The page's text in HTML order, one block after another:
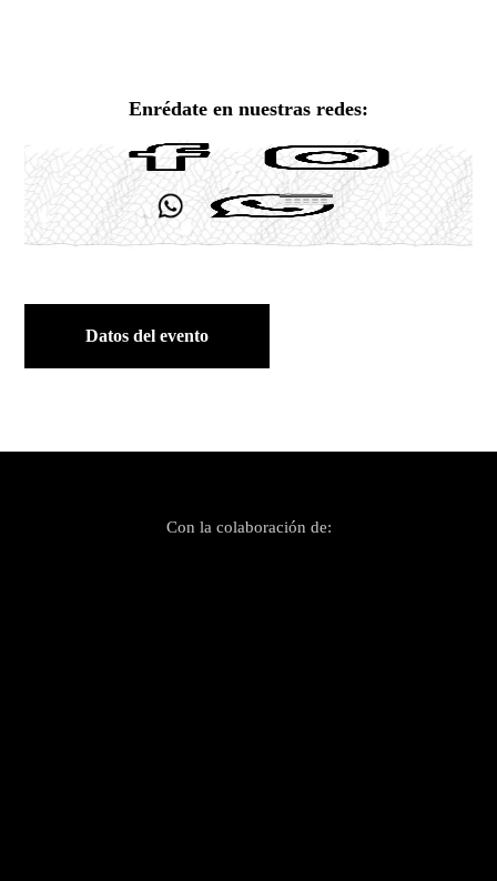
Enrédate en nuestras redes:
Datos del evento
Con la colaboración de: